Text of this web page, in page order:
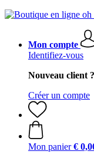
Mon compte
Identifiez-vous
Nouveau client ?
Créer un compte
Mon panier €